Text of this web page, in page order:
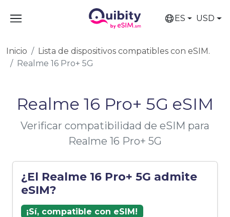
ES USD
Inicio
Lista de dispositivos compatibles con eSIM.
Realme 16 Pro+ 5G
Realme 16 Pro+ 5G eSIM
Verificar compatibilidad de eSIM para
Realme 16 Pro+ 5G
¿El Realme 16 Pro+ 5G admite
eSIM?
¡Sí, compatible con eSIM!